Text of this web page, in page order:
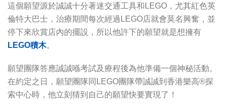
這個願望源於誠誠十分著迷交通工具和LEGO，尤其紅色英
倫特大巴士，治療期間每次經過LEGO店就會莫名興奮，並
停下來欣賞店內的擺設，所以他許下的願望就是想擁有
LEGO積木。
願望團隊答應誠誠喺考試及療程後為他準備一個神秘活動。
在約定之日，願望團隊同LEGO團隊帶誠誠到香港樂高®探
索中心時，他立刻猜到自己的願望快要實現了！